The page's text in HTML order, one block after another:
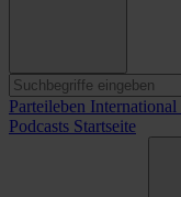
Parteileben International
Podcasts Startseite